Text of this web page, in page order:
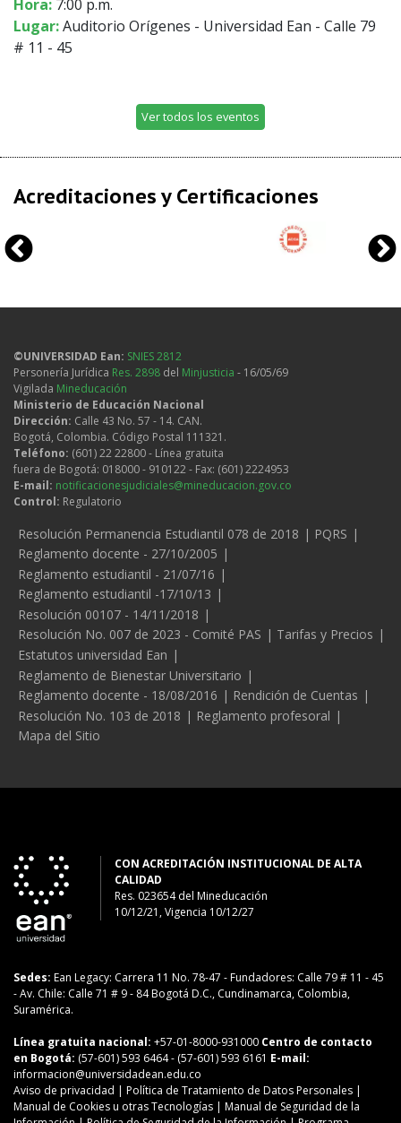
Hora: 7:00 p.m.
Lugar:Auditorio Orígenes - Universidad Ean - Calle 79
# 11 - 45
Ver todos los eventos
Acreditaciones y Certificaciones
©UNIVERSIDAD Ean: SNIES 2812
Personería Jurídica Res. 2898 del Minjusticia - 16/05/69
Vigilada Mineducación
Ministerio de Educación Nacional
Dirección: Calle 43 No. 57 - 14. CAN.
Bogotá, Colombia. Código Postal 111321.
Teléfono: (601) 22 22800 - Línea gratuita
fuera de Bogotá: 018000 - 910122 - Fax: (601) 2224953
E-mail: notificacionesjudiciales@mineducacion.gov.co
Control: Regulatorio
Legales
Resolución Permanencia Estudiantil 078 de 2018
PQRS
Reglamento docente - 27/10/2005
Reglamento estudiantil - 21/07/16
Reglamento estudiantil -17/10/13
Resolución 00107 - 14/11/2018
Resolución No. 007 de 2023 - Comité PAS
Tarifas y Precios
Estatutos universidad Ean
Reglamento de Bienestar Universitario
Reglamento docente - 18/08/2016
Rendición de Cuentas
Resolución No. 103 de 2018
Reglamento profesoral
Mapa del Sitio
CON ACREDITACIÓN INSTITUCIONAL DE ALTA
CALIDAD
Res. 023654del Mineducación
10/12/21, Vigencia 10/12/27
Sedes: Ean Legacy: Carrera 11 No. 78-47 -Fundadores: Calle 79 # 11 - 45
-Av. Chile: Calle 71 # 9 - 84Bogotá D.C., Cundinamarca, Colombia,
Suramérica.
Línea gratuita nacional: +57-01-8000-931000 Centro de contacto
en Bogotá: (57-601) 593 6464- (57-601) 593 6161 E-mail:
informacion@universidadean.edu.co
Aviso de privacidad | Política de Tratamiento de Datos Personales |
Manual de Cookies u otras Tecnologías | Manual de Seguridad de la